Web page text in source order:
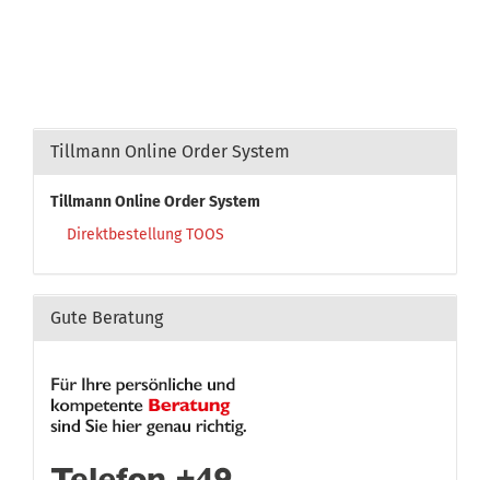
Tillmann Online Order System
Tillmann Online Order System
Direktbestellung TOOS
Gute Beratung